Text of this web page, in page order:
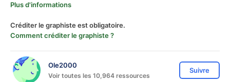
Plus d'informations
Créditer le graphiste est obligatoire.
Comment créditer le graphiste ?
Ole2000
Voir toutes les 10,964 ressources
Suivre